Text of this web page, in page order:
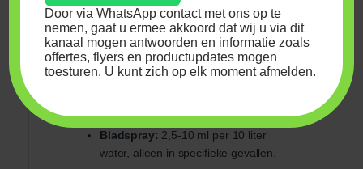
Mengbaarheid:Mengbaar met alle
Bionova-stimulatoren, mineralen,
universele producten en substraten.
Toepassing:Geschikt voor
irrigatiesystemen. Gebruik 9-18 ml per
dag tot één week voor de oogst.
Bladspray: 2,5-10 ml per 10 liter
water, alleen in specifieke gevallen.
Door via WhatsApp contact met ons op te
nemen, gaat u ermee akkoord dat wij u via dit
kanaal mogen antwoorden en informatie zoals
offertes, flyers en productupdates mogen
toesturen. U kunt zich op elk moment afmelden.